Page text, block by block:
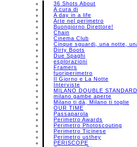
36 Shots About
A cura di
A day in a life
Arte nel perimetro
Buongiorno Direttore!
Chain
Cinema Club
Cinque sguardi, una notte,
Dirty Boots
Due Spaghi
esplorazioni
Framers
fuoriperimetro
Il Giorno e La Notte
Interviste
MILANO DOUBLE STANDARD
milano gambe aperte
Milano ti dà, Milano ti toglie
OUR TIME
Passaparola
Perimetro Awards
Perimetro Photoscouting
Perimetro Ticinese
Perimetro usthey
PERISCOPE